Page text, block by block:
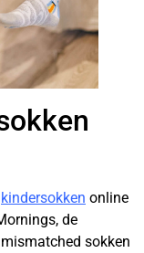
kindersokken online
de
sokken